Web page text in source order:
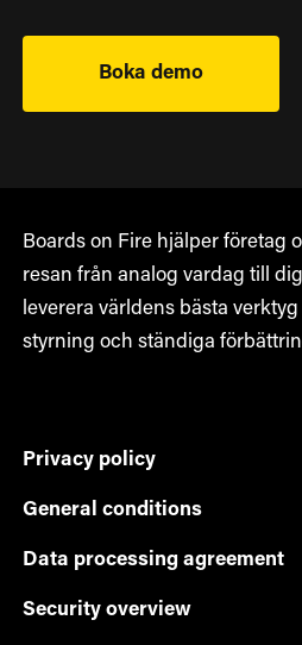
Boka demo
Boards on Fire hjälper företag
resan från analog vardag till
leverera världens bästa
styrning och ständiga
Privacy policy
General conditions
Data processing agreement
Security overview